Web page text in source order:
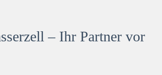
– Ihr Partner vor